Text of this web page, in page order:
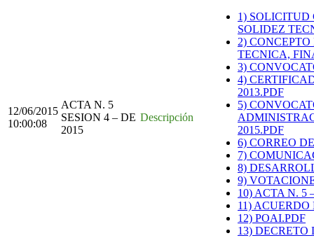
12/06/2015
10:00:08
ACTA N. 5
SESION 4 – DE
2015
Descripción
1) SOLICITUD
SOLIDEZ
2)
TECNICA,
3)
4)
2013.PDF
5)
2015.PDF
6) CORREO
7)
8)
9)
10) ACTA N. 5
11) ACUERDO
12) POAI.PDF
13) DECRETO